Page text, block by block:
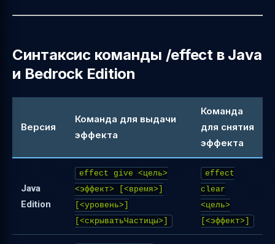
Полезные ссылки
Синтаксис команды /effect в Java
и Bedrock Edition
Версия
Команда для выдачи
эффекта
Команда
для снятия
эффекта
Java
Edition
effect give <цель>
<эффект> [<время>]
[<уровень>]
[<скрыватьЧастицы>]
effect
clear
<цель>
[<эффект>]